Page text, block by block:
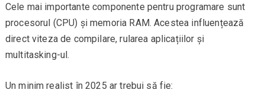
Cele mai importante componente pentru programare sunt
procesorul (CPU) și memoria RAM. Acestea influențează
direct viteza de compilare, rularea aplicațiilor și
multitasking-ul.
Un minim realist în 2025 ar trebui să fie: